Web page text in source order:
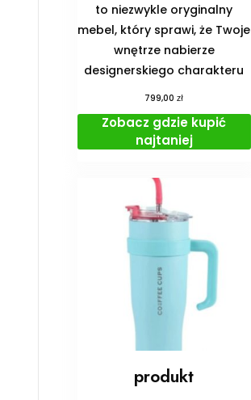
to niezwykle oryginalny
mebel, który sprawi, że Twoje
wnętrze nabierze
designerskiego charakteru
799,00zł
Zobacz gdzie kupić
najtaniej
produkt